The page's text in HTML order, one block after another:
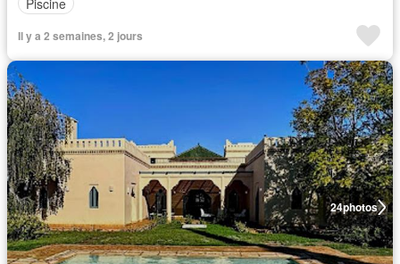
Il y a 2 semaines, 2 jours
24photos